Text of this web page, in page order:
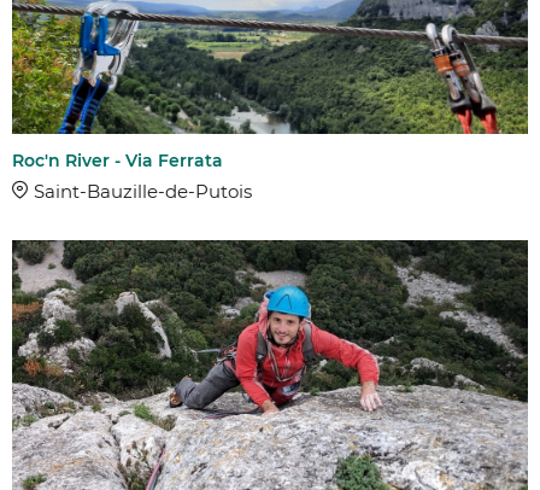
Roc'n River - Via Ferrata
Saint-Bauzille-de-Putois